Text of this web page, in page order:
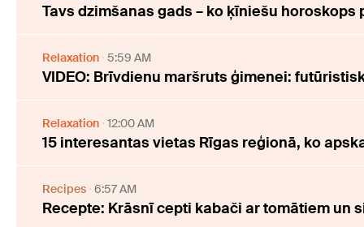
Tavs dzimšanas gads – ko ķīniešu
Relaxation 5:59 AM
VIDEO: Brīvdienu maršruts ģimenei:
Relaxation 12:00 AM
15 interesantas vietas Rīgas reģionā, ko
Recipes 6:57 AM
Recepte: Krāsnī cepti kabači ar tomātiem un